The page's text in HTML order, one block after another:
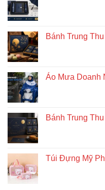
bền
Bánh Trung
Áo Mưa Doanh
Bánh Trung
Túi Đựng Mỹ